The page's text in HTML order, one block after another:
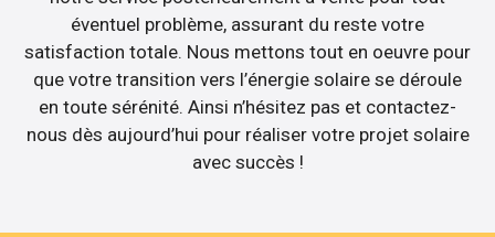
éventuel problème, assurant du reste votre
satisfaction totale. Nous mettons tout en oeuvre pour
que votre transition vers l’énergie solaire se déroule
en toute sérénité. Ainsi n’hésitez pas et contactez-
nous dès aujourd’hui pour réaliser votre projet solaire
avec succès !